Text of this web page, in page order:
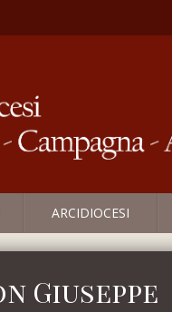
ARCIDIOCESI
Giuseppe